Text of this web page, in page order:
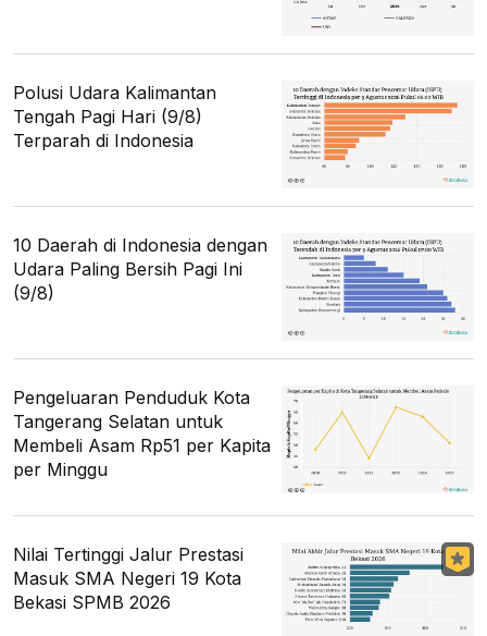
Polusi Udara Kalimantan
Tengah Pagi Hari (9/8)
Terparah di Indonesia
10 Daerah di Indonesia dengan
Udara Paling Bersih Pagi Ini
(9/8)
Pengeluaran Penduduk Kota
Tangerang Selatan untuk
Membeli Asam Rp51 per Kapita
per Minggu
Nilai Tertinggi Jalur Prestasi
Masuk SMA Negeri 19 Kota
Bekasi SPMB 2026